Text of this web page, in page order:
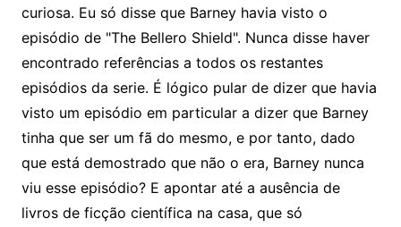
curiosa. Eu só disse que Barney havia visto o
episódio de "The Bellero Shield". Nunca disse haver
encontrado referências a todos os restantes
episódios da serie. É lógico pular de dizer que havia
visto um episódio em particular a dizer que Barney
tinha que ser um fã do mesmo, e por tanto, dado
que está demostrado que não o era, Barney nunca
viu esse episódio? E apontar até a ausência de
livros de ficção científica na casa, que só